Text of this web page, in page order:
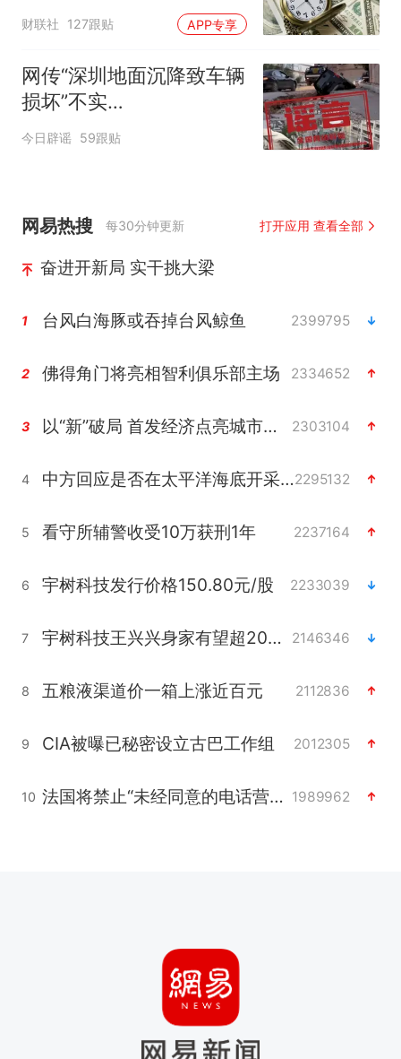
息
财联社 127跟贴 APP专享
网传“深圳地面沉降致车辆
损坏”不实
（2026·08·06）
今日辟谣 59跟贴
网易热搜 每30分钟更新 打开应用 查看全部
奋进开新局 实干挑大梁
1 台风白海豚或吞掉台风鲸鱼 2399795
2 佛得角门将亮相智利俱乐部主场 2334652
3 以“新”破局 首发经济点亮城市消费活力 2303104
4 中方回应是否在太平洋海底开采稀土2295132
5 看守所辅警收受10万获刑1年 2237164
6 宇树科技发行价格150.80元/股 2233039
7 宇树科技王兴兴身家有望超200亿元 2146346
8 五粮液渠道价一箱上涨近百元 2112836
9 CIA被曝已秘密设立古巴工作组 2012305
10 法国将禁止“未经同意的电话营销” 1989962